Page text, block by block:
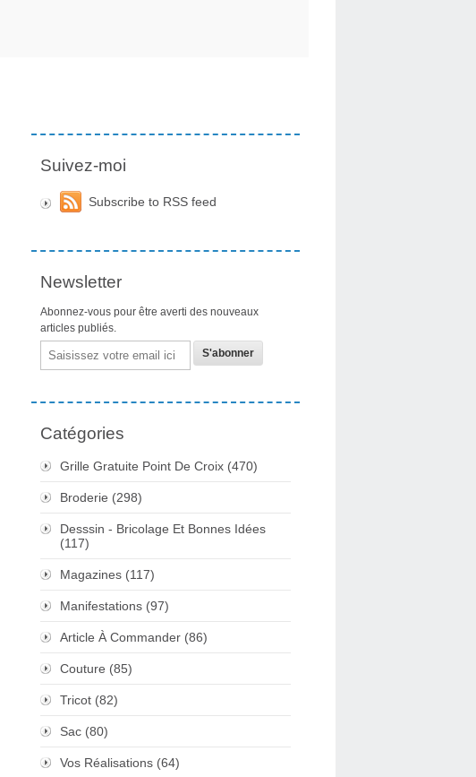
Suivez-moi
Subscribe to RSS feed
Newsletter
Abonnez-vous pour être averti des nouveaux
articles publiés.
Email
Catégories
Grille Gratuite Point De Croix (470)
Broderie (298)
Desssin - Bricolage Et Bonnes Idées
(117)
Magazines (117)
Manifestations (97)
Article À Commander (86)
Couture (85)
Tricot (82)
Sac (80)
Vos Réalisations (64)